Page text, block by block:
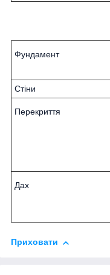
Фундамент
Стіни
Перекриття
Дах
Приховати